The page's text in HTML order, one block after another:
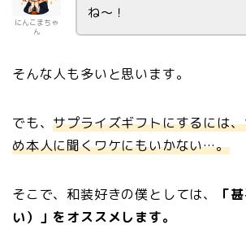
にんこまちゃ
ん
ね〜！
そんな人も多いと思います。
でも、サプライズギフトにするには
め本人に聞くワケにもいかない…。
そこで、和装好きの僕としては、
「
い）」をオススメします。